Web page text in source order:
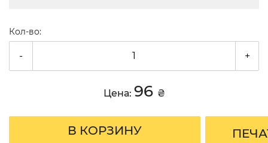
Кол-во:
- +
Цена: 96 ₴
В КОРЗИНУ